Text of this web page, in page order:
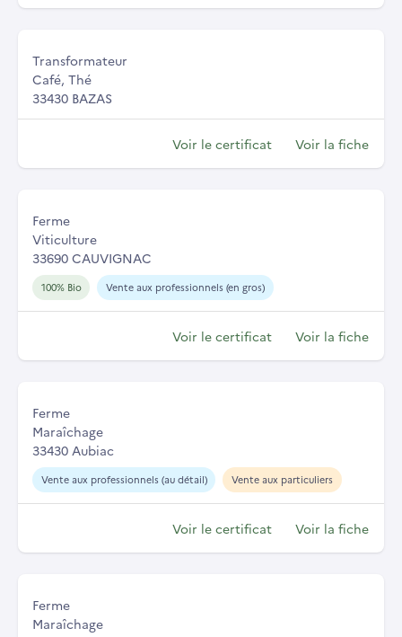
Transformateur
Café, Thé
33430 BAZAS
Voir le certificat Voir la fiche
Ferme
Viticulture
33690 CAUVIGNAC
100% Bio Vente aux professionnels (en gros)
Voir le certificat Voir la fiche
Ferme
Maraîchage
33430 Aubiac
Vente aux professionnels (au détail) Vente aux particuliers
Voir le certificat Voir la fiche
Ferme
Maraîchage